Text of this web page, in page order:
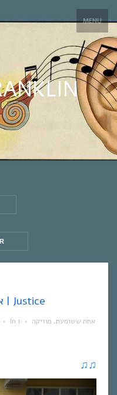
MENU
אחת ששומעת #297 | 7/12/17 | Justice
• In אחת ששומעת, מוזיקה •
1
♫
♫